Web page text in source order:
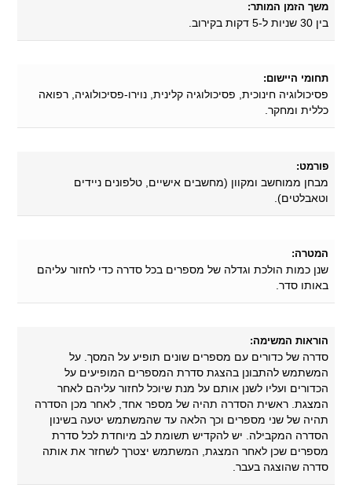
משך הזמן המותר:
בין 30 שניות ל-5 דקות בקירוב.
תחומי היישום:
פסיכולוגיה חינוכית, פסיכולוגיה קלינית, נוירו-פסיכולוגיה, רפואה
כללית ומחקר.
פורמט:
מבחן ממוחשב ומקוון (מחשבים אישיים, טלפונים ניידים
וטאבלטים).
המטרה:
שנן כמות הולכת וגדלה של מספרים בכל סדרה כדי לחזור עליהם
באותו סדר.
הוראות המשימה:
סדרה של כדורים עם מספרים שונים תופיע על המסך. על
המשתמש להתבונן בהצגת סדרת המספרים המופיעים על
הכדורים ועליו לשנן אותם על מנת שיוכל לחזור עליהם לאחר
המצגת. ראשית הסדרה תהיה של מספר אחד, לאחר מכן הסדרה
תהיה של שני מספרים וכך הלאה עד שהמשתמש יטעה בשינון
הסדרה המקבילה. יש להקדיש תשומת לב מיוחדת לכל סדרת
מספרים שכן לאחר המצגת, המשתמש יצטרך לשחזר את אותה
סדרה שהוצגה בעבר.